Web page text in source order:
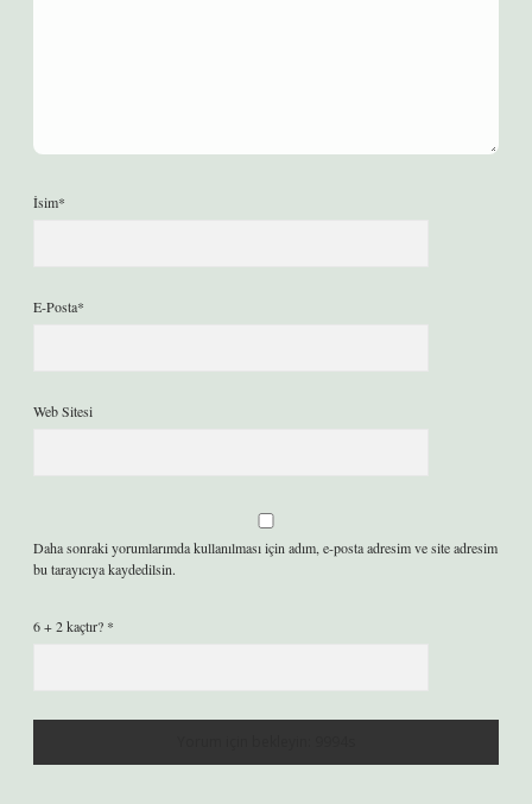
İsim*
E-Posta*
Web Sitesi
Daha sonraki yorumlarımda kullanılması için adım, e-posta adresim ve site adresim
bu tarayıcıya kaydedilsin.
6 + 2 kaçtır? *